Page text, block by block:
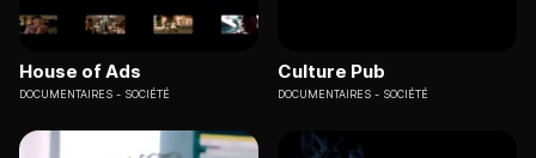
House of Ads
DOCUMENTAIRES SOCIÉTÉ
Culture Pub
DOCUMENTAIRES SOCIÉTÉ